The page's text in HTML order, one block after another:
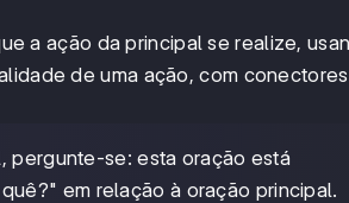
a ação da principal se realize,
de uma ação, com
pergunte-se: esta oração está
em relação à oração principal.